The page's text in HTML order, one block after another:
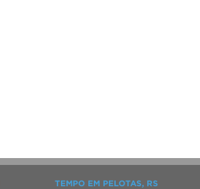
TEMPO EM PELOTAS, RS